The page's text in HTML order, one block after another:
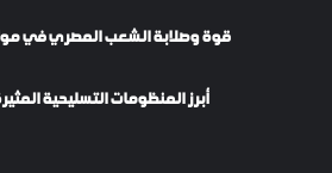
قوة وصلابة الشعب المصري في
أبرز المنظومات التسليحية